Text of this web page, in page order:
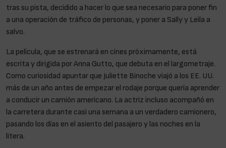
tras su pista, decidido a hacer lo que sea necesario para poner fin
a una operación de tráfico de personas, y poner a Sally y Leila a
salvo.
La película, que se estrenará en cines próximamente, está
escrita y dirigida por Anna Gutto, que debuta en el largometraje.
Como curiosidad apuntar que Juliette Binoche viajó a los EE. UU.
más de un año antes de empezar el rodaje porque quería aprender
a conducir un camión americano. La actriz incluso acompañó en
la carretera durante casi una semana a un verdadero camionero,
pasando los días en el asiento del pasajero y las noches en la
litera.